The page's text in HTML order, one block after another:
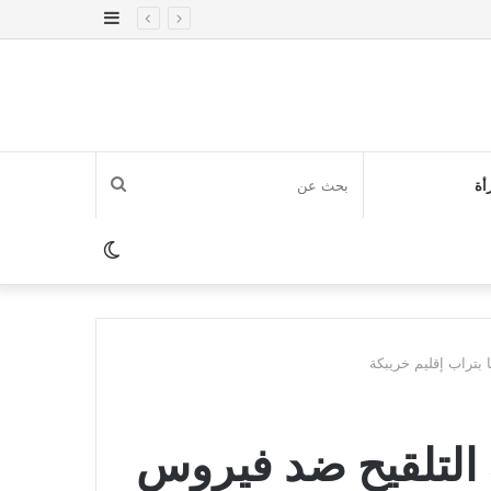
إضافة
بحث
عنالوضع
المظلم
بتراب إقليم خريبكة
التلقيح ضد فيروس